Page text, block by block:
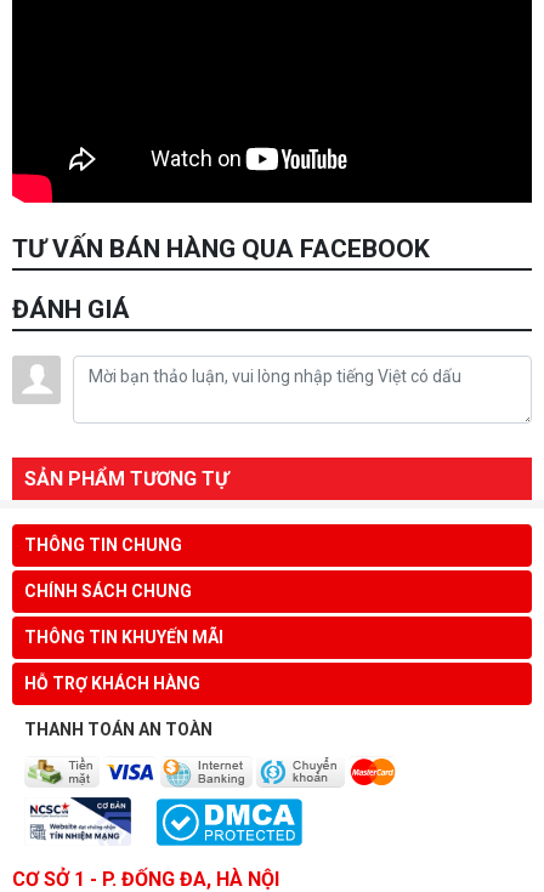
TƯ VẤN BÁN HÀNG QUA FACEBOOK
ĐÁNH GIÁ
SẢN PHẨM TƯƠNG TỰ
THÔNG TIN CHUNG
CHÍNH SÁCH CHUNG
THÔNG TIN KHUYẾN MÃI
HỖ TRỢ KHÁCH HÀNG
THANH TOÁN AN TOÀN
CƠ SỞ 1 - P. ĐỐNG ĐA, HÀ NỘI